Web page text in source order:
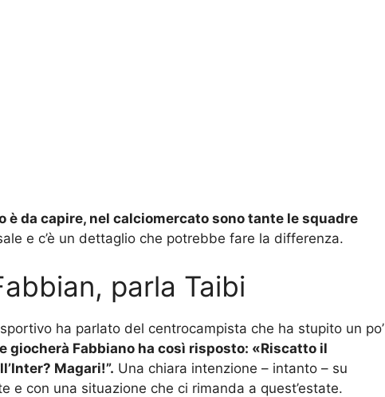
è da capire, nel calciomercato sono tante le squadre
e c’è un dettaglio che potrebbe fare la differenza.
parla Taibi
ha parlato del centrocampista che ha stupito un po’
giocherà Fabbiano ha così risposto: «Riscatto il
Magari!”. Una chiara intenzione – intanto – su
e con una situazione che ci rimanda a quest’estate.